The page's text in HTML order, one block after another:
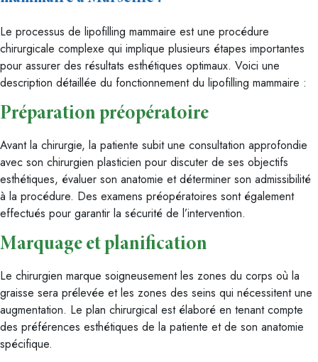
Le processus de lipofilling mammaire est une procédure
chirurgicale complexe qui implique plusieurs étapes importantes
pour assurer des résultats esthétiques optimaux. Voici une
description détaillée du fonctionnement du lipofilling mammaire :
Préparation préopératoire
Avant la chirurgie, la patiente subit une consultation approfondie
avec son chirurgien plasticien pour discuter de ses objectifs
esthétiques, évaluer son anatomie et déterminer son admissibilité
à la procédure. Des examens préopératoires sont également
effectués pour garantir la sécurité de l’intervention.
Marquage et planification
Le chirurgien marque soigneusement les zones du corps où la
graisse sera prélevée et les zones des seins qui nécessitent une
augmentation. Le plan chirurgical est élaboré en tenant compte
des préférences esthétiques de la patiente et de son anatomie
spécifique.